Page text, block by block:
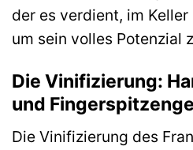
der es verdient, im
um sein volles Potenzial
Die Vinifizierung:
und
Die Vinifizierung des